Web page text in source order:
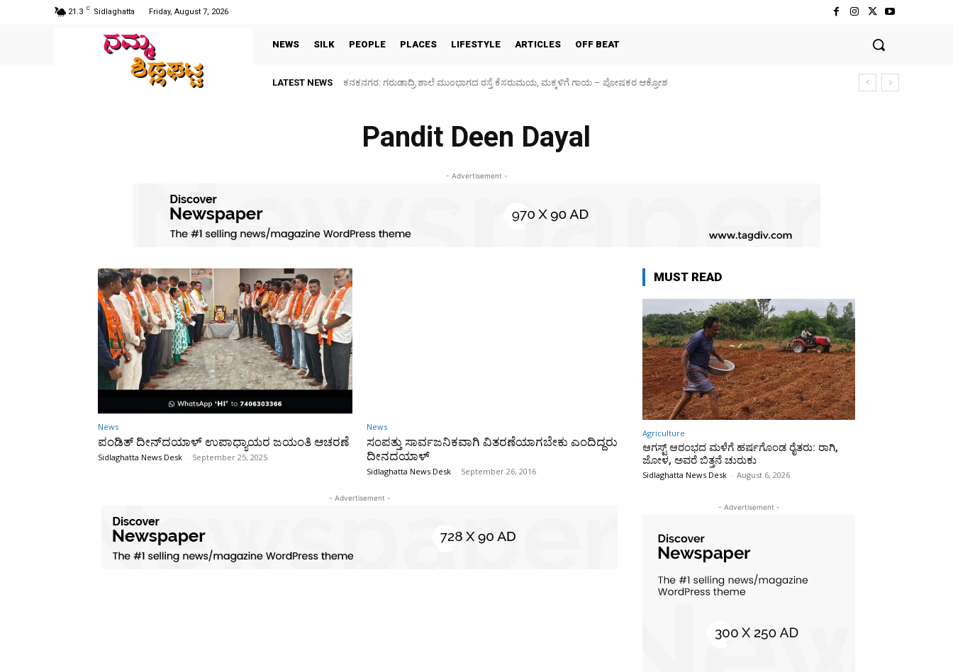
21.3 C Sidlaghatta Friday, August 7, 2026
NEWS SILK PEOPLE PLACES LIFESTYLE ARTICLES OFF BEAT
LATEST NEWS ಕನಕನಗರ: ಗರುಡಾದ್ರಿ ಶಾಲೆ ಮುಂಭಾಗದ ರಸ್ತೆ ಕೆಸರುಮಯ, ಮಕ್ಕಳಿಗೆ ಗಾಯ – ಪೋಷಕರ ಆಕ್ರೋಶ
Pandit Deen Dayal
- Advertisement -
News
ಪಂಡಿತ್ ದೀನ್‌ದಯಾಳ್ ಉಪಾಧ್ಯಾಯರ ಜಯಂತಿ ಆಚರಣೆ
Sidlaghatta News Desk - September 25, 2025
News
ಸಂಪತ್ತು ಸಾರ್ವಜನಿಕವಾಗಿ ವಿತರಣೆಯಾಗಬೇಕು ಎಂದಿದ್ದರು
ದೀನದಯಾಳ್
Sidlaghatta News Desk - September 26, 2016
- Advertisement -
MUST READ
Agriculture
ಆಗಸ್ಟ್ ಆರಂಭದ ಮಳೆಗೆ ಹರ್ಷಗೊಂಡ ರೈತರು: ರಾಗಿ,
ಜೋಳ, ಅವರೆ ಬಿತ್ತನೆ ಚುರುಕು
Sidlaghatta News Desk - August 6, 2026
- Advertisement -